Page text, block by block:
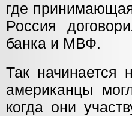
где
Россия
банка и МВФ.
Так начинается
американцы
когда они